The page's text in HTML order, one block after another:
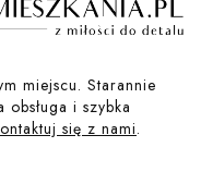
miejscu. Starannie
i szybka
się z nami.